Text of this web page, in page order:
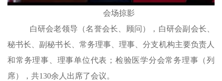
会场掠影
白研会老领导（名誉会长、顾问），白研会副会长、
秘书长、副秘书长、常务理事、理事、分支机构主要负责人
和常务理事、理事单位代表；检验医学分会常务理事（列
席），共130余人出席了会议。